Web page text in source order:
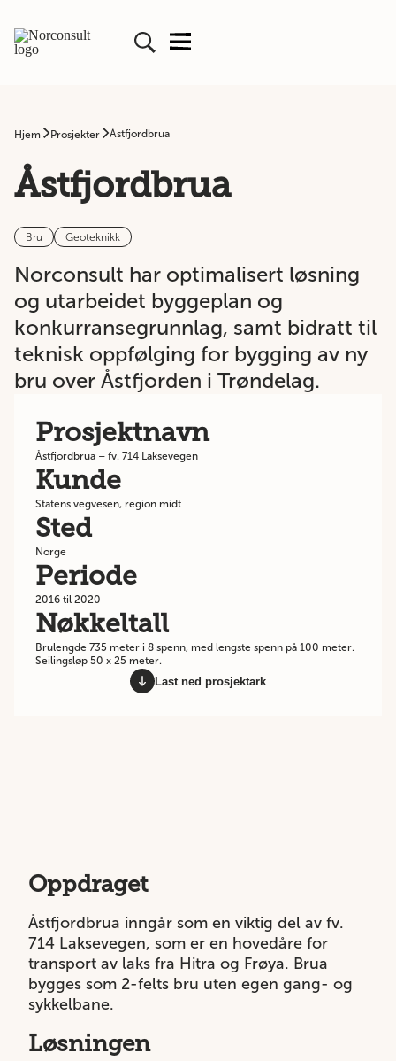
Hjem Prosjekter Åstfjordbrua
Åstfjordbrua
Bru Geoteknikk
Norconsult har optimalisert løsning
og utarbeidet byggeplan og
konkurransegrunnlag, samt bidratt til
teknisk oppfølging for bygging av ny
bru over Åstfjorden i Trøndelag.
Prosjektnavn
Åstfjordbrua – fv. 714 Laksevegen
Kunde
Statens vegvesen, region midt
Sted
Norge
Periode
2016 til 2020
Nøkkeltall
Brulengde 735 meter i 8 spenn, med lengste spenn på 100 meter.
Seilingsløp 50 x 25 meter.
Last ned prosjektark
Oppdraget
Åstfjordbrua inngår som en viktig del av fv.
714 Laksevegen, som er en hovedåre for
transport av laks fra Hitra og Frøya. Brua
bygges som 2-felts bru uten egen gang- og
sykkelbane.
Løsningen